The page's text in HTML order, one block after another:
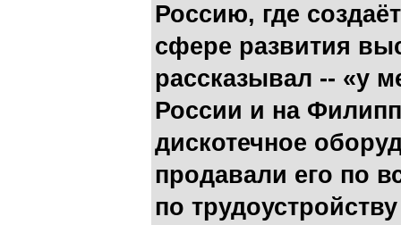
Россию, где
сфере развития
рассказывал -- «у
России и на
дискотечное
продавали его по
по